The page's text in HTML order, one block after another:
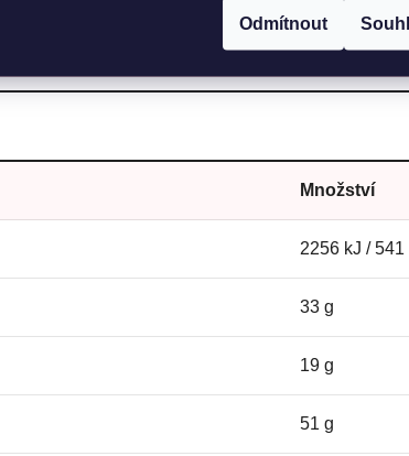
Odmítnout
aktuálně lišit.
Množství
2256 kJ / 541
33 g
19 g
51 g